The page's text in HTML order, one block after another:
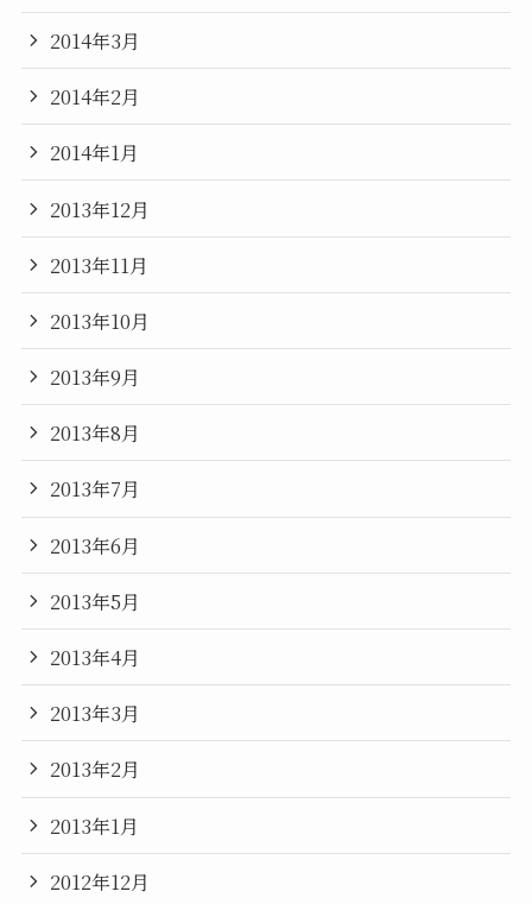
2014年3月
2014年2月
2014年1月
2013年12月
2013年11月
2013年10月
2013年9月
2013年8月
2013年7月
2013年6月
2013年5月
2013年4月
2013年3月
2013年2月
2013年1月
2012年12月